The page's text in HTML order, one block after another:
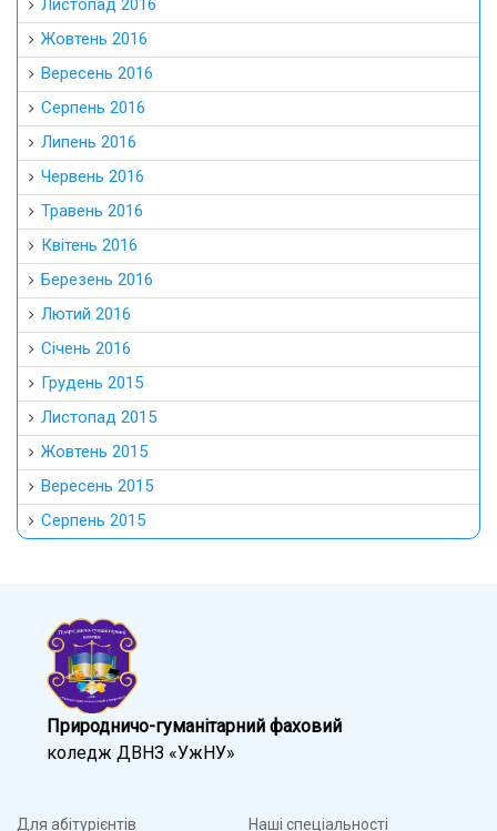
Листопад 2016
Жовтень 2016
Вересень 2016
Серпень 2016
Липень 2016
Червень 2016
Травень 2016
Квітень 2016
Березень 2016
Лютий 2016
Січень 2016
Грудень 2015
Листопад 2015
Жовтень 2015
Вересень 2015
Серпень 2015
Природничо-гуманітарний фаховий
коледж ДВНЗ «УжНУ»
Для абітурієнтів Наші спеціальності